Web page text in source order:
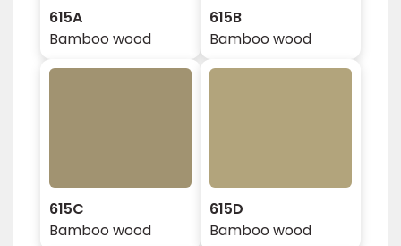
615A
Bamboo wood
615B
Bamboo wood
615C
Bamboo wood
615D
Bamboo wood